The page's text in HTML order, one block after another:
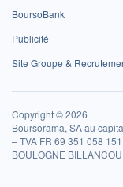
BoursoBank
Publicité
Site Groupe &
Copyright © 2026
Boursorama, SA au
– TVA FR 69 351 058
BOULOGNE